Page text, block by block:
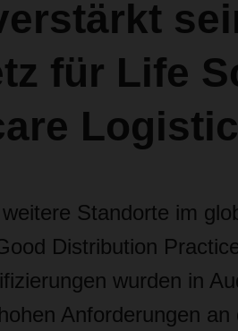
für Life
Standorte im
Distribution
wurden in
Anforderungen